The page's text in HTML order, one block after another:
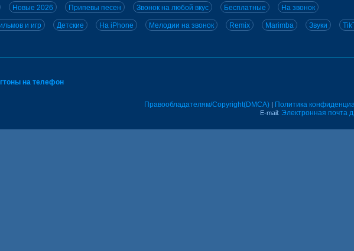
Новые 2026 Припевы песен Звонок на любой вкус Бесплатные На звонок
и игр Детские На iPhone Мелодии на звонок Remix Marimba Звуки
на телефон
Правообладателям/Copyright(DMCA) | Политика
E-mail: Электронная почта